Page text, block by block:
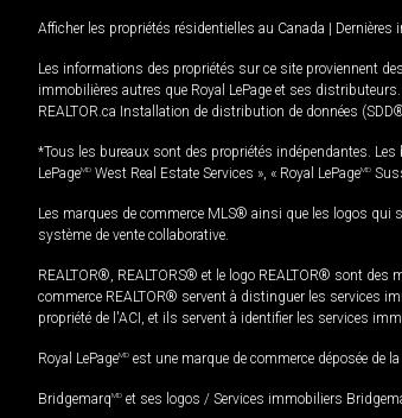
Afficher les propriétés résidentielles au Canada | Dernières
Les informations des propriétés sur ce site proviennent
immobilières autres que Royal LePage et ses
REALTOR.ca Installation de distribution de données
*Tous les bureaux sont des propriétés indépendantes.
LePageMD West Real Estate Services », « Royal LePageMD
Les marques de commerce MLS® ainsi que les logos qui
système de vente collaborative.
REALTOR®, REALTORS® et le logo REALTOR® sont
commerce REALTOR® servent à distinguer les services
propriété de l'ACI, et ils servent à identifier les services
Royal LePageMD est une marque de commerce déposée de
BridgemarqMD et ses logos / Services immobiliers